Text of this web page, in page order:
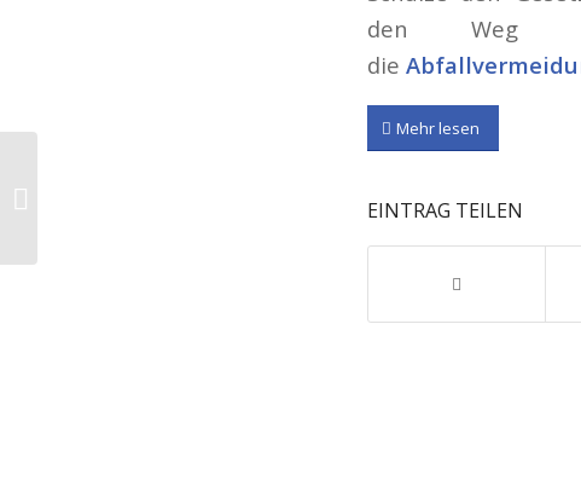
den Weg
die
Mehr lesen
EINTRAG TEILEN